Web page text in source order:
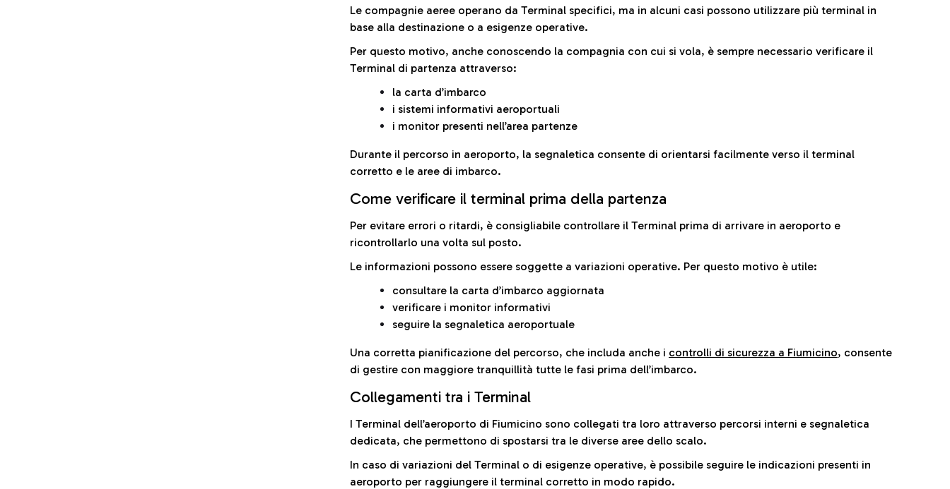
Le compagnie aeree operano da Terminal specifici, ma in alcuni casi possono utilizzare più terminal in
base alla destinazione o a esigenze operative.
Per questo motivo, anche conoscendo la compagnia con cui si vola, è sempre necessario verificare il
Terminal di partenza attraverso:
la carta d’imbarco
i sistemi informativi aeroportuali
i monitor presenti nell’area partenze
Durante il percorso in aeroporto, la segnaletica consente di orientarsi facilmente verso il terminal
corretto e le aree di imbarco.
Come verificare il terminal prima della partenza
Per evitare errori o ritardi, è consigliabile controllare il Terminal prima di arrivare in aeroporto e
ricontrollarlo una volta sul posto.
Le informazioni possono essere soggette a variazioni operative. Per questo motivo è utile:
consultare la carta d’imbarco aggiornata
verificare i monitor informativi
seguire la segnaletica aeroportuale
Una corretta pianificazione del percorso, che includa anche i controlli di sicurezza a Fiumicino, consente
di gestire con maggiore tranquillità tutte le fasi prima dell’imbarco.
Collegamenti tra i Terminal
I Terminal dell’aeroporto di Fiumicino sono collegati tra loro attraverso percorsi interni e segnaletica
dedicata, che permettono di spostarsi tra le diverse aree dello scalo.
In caso di variazioni del Terminal o di esigenze operative, è possibile seguire le indicazioni presenti in
aeroporto per raggiungere il terminal corretto in modo rapido.